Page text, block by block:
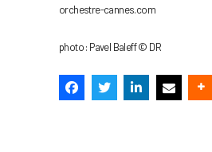
orchestre-cannes.com
photo : Pavel Baleff © DR